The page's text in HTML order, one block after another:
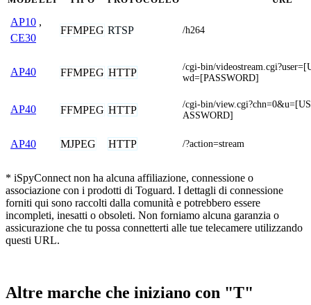
AP10 ,
CE30
FFMPEG RTSP /h264
AP40 FFMPEG HTTP
/cgi-bin/
wd=[PASSWORD]
AP40 FFMPEG HTTP
/cgi-bin/
ASSWORD]
AP40 MJPEG HTTP /?action=stream
* iSpyConnect non ha alcuna affiliazione, connessione o
associazione con i prodotti di Toguard. I dettagli di connessione
forniti qui sono raccolti dalla comunità e potrebbero essere
incompleti, inesatti o obsoleti. Non forniamo alcuna garanzia o
assicurazione che tu possa connetterti alle tue telecamere utilizzando
questi URL.
Altre marche che iniziano con "T"